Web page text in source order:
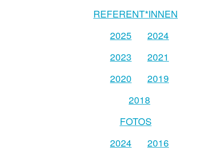
REFERENT*INNEN
2025
2024
2023
2021
2020
2019
2018
FOTOS
2024
2016